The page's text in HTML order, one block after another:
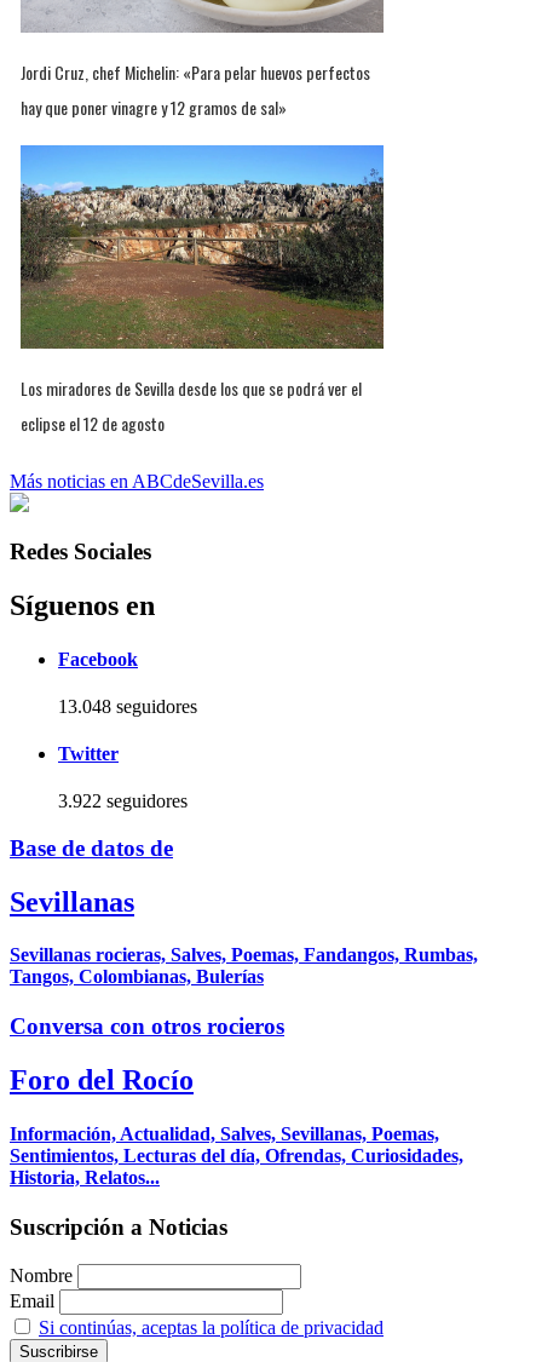
Jordi Cruz, chef Michelin: «Para pelar huevos perfectos
hay que poner vinagre y 12 gramos de sal»
Los miradores de Sevilla desde los que se podrá ver el
eclipse el 12 de agosto
Más noticias en ABCdeSevilla.es
Redes Sociales
Síguenos en
Facebook
13.048 seguidores
Twitter
3.922 seguidores
Base de datos de
Sevillanas
Sevillanas rocieras, Salves, Poemas, Fandangos, Rumbas,
Tangos, Colombianas, Bulerías
Conversa con otros rocieros
Foro del Rocío
Información, Actualidad, Salves, Sevillanas, Poemas,
Sentimientos, Lecturas del día, Ofrendas, Curiosidades,
Historia, Relatos...
Suscripción a Noticias
Nombre
Email
Si continúas, aceptas la política de privacidad